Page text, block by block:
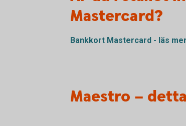
Mastercard?
Bankkort Mastercard - läs
Maestro –